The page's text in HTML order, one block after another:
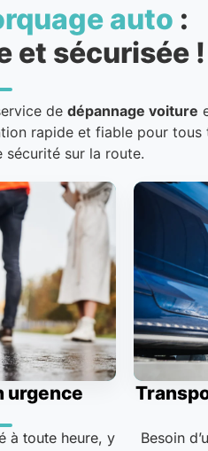
auto :
et sécurisée !
de dépannage voiture
rapide et fiable pour tous
sur la route.
urgence
à toute heure, y
Besoin